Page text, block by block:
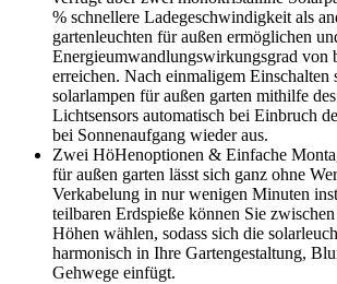
% schnellere Ladegeschwindigkeit als
gartenleuchten für außen ermöglichen
Energieumwandlungswirkungsgrad von
erreichen. Nach einmaligem Einschalten
solarlampen für außen garten mithilfe
Lichtsensors automatisch bei Einbruch
bei Sonnenaufgang wieder aus.
Zwei HöHenoptionen & Einfache
für außen garten lässt sich ganz ohne
Verkabelung in nur wenigen Minuten
teilbaren Erdspieße können Sie
Höhen wählen, sodass sich die
harmonisch in Ihre Gartengestaltung,
Gehwege einfügt.